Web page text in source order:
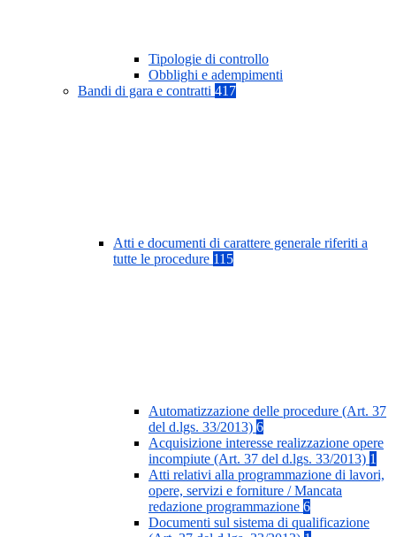
Tipologie di controllo
Obblighi e adempimenti
Bandi di gara e contratti 417
Atti e documenti di carattere generale riferiti a
tutte le procedure 115
Automatizzazione delle procedure (Art. 37
del d.lgs. 33/2013) 6
Acquisizione interesse realizzazione opere
incompiute (Art. 37 del d.lgs. 33/2013) 1
Atti relativi alla programmazione di lavori,
opere, servizi e forniture / Mancata
redazione programmazione 6
Documenti sul sistema di qualificazione